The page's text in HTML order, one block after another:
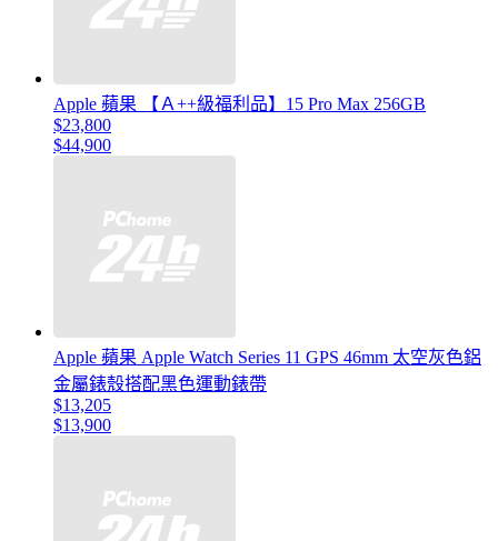
Apple 蘋果 【Ａ++級福利品】15 Pro Max 256GB
$23,800
$44,900
Apple 蘋果 Apple Watch Series 11 GPS 46mm 太空灰色鋁
金屬錶殼搭配黑色運動錶帶
$13,205
$13,900